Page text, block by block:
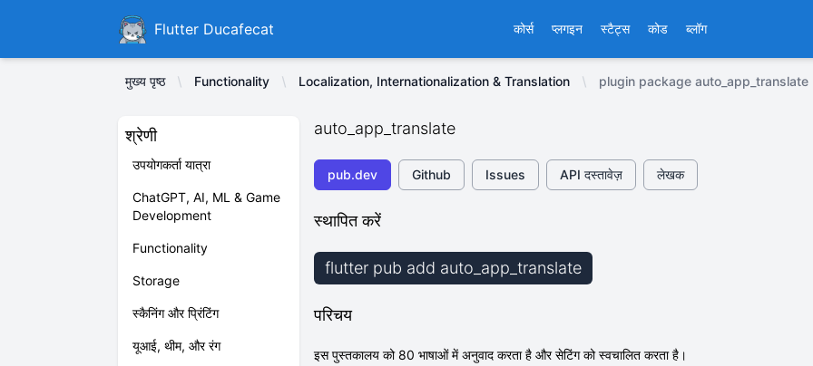
DucafecatFlutter Ducafecat कोर्स प्लगइन स्टैट्स कोड ब्लॉग
मुख्य पृष्ठ Functionality Localization, Internationalization & Translation plugin package auto_app_translate
श्रेणी
उपयोगकर्ता यात्रा
ChatGPT, AI, ML & Game
Development
Functionality
Storage
स्कैनिंग और प्रिंटिंग
यूआई, थीम, और रंग
auto_app_translate
pub.dev Github Issues API दस्तावेज़ लेखक
स्थापित करें
flutter pub add auto_app_translate
परिचय
इस पुस्तकालय को 80 भाषाओं में अनुवाद करता है और सेटिंग को स्वचालित करता है।